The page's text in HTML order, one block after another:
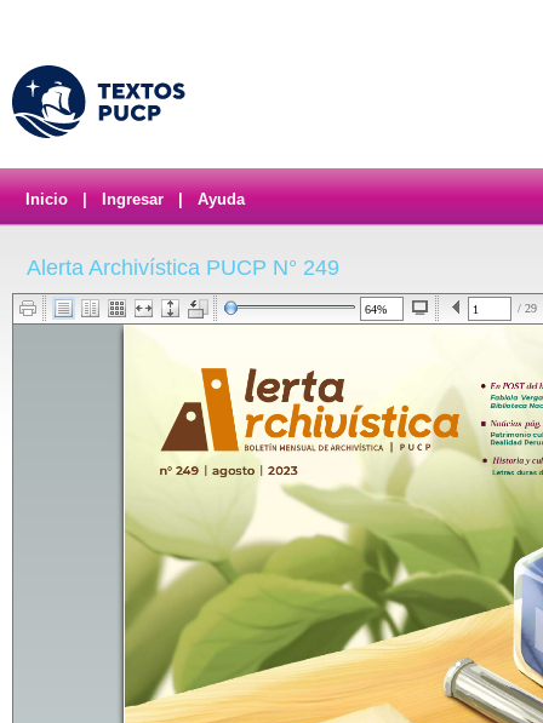
Inicio Ingresar Ayuda
Alerta Archivística PUCP N° 249
/ 29